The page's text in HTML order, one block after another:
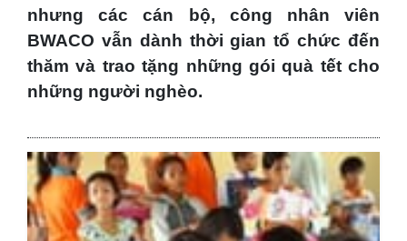
nhưng các cán bộ, công nhân viên
BWACO vẫn dành thời gian tổ chức đến
thăm và trao tặng những gói quà tết cho
những người nghèo.